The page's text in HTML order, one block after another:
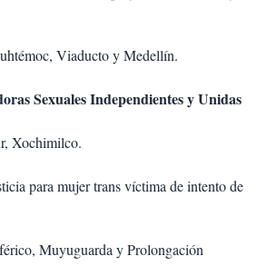
Viaducto y Medellín.
Sexuales Independientes y Unidas
Xochimilco.
para mujer trans víctima de intento de
Muyuguarda y Prolongación